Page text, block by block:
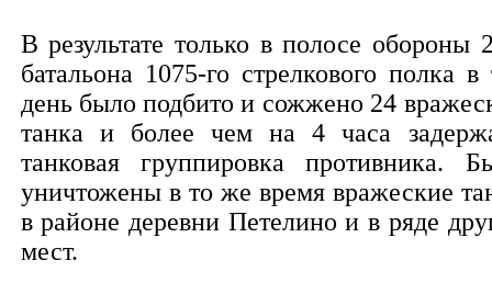
В результате только в полосе обороны
батальона 1075-го стрелкового полка в
день было подбито и сожжено 24
танка и более чем на 4 часа
танковая группировка противника.
уничтожены в то же время вражеские
в районе деревни Петелино и в ряде
мест.